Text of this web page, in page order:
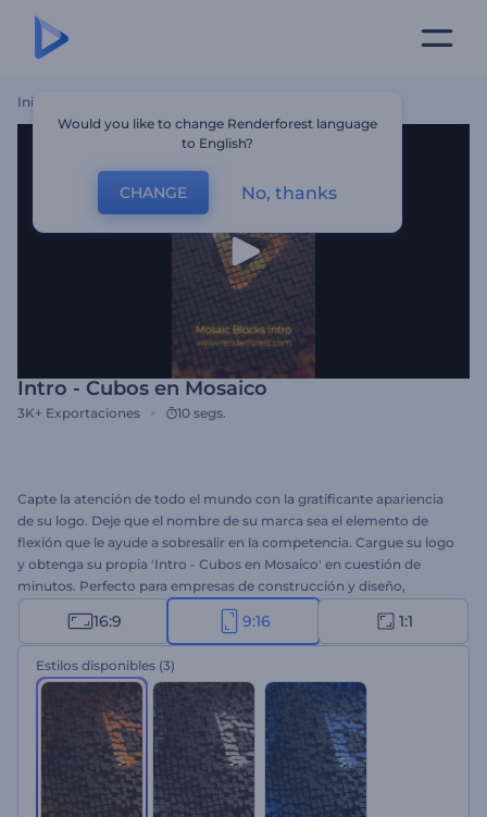
Inicio
Intro - Cubos en Mosaico
3K+ Exportaciones 10 segs.
Capte la atención de todo el mundo con la gratificante apariencia
de su logo. Deje que el nombre de su marca sea el elemento de
flexión que le ayude a sobresalir en la competencia. Cargue su logo
y obtenga su propia 'Intro - Cubos en Mosaico' en cuestión de
minutos. Perfecto para empresas de construcción y diseño,
presentaciones corporativas, anuncios de TV, ¡y mucho más!
Canalice su perfeccionismo y dirija el camino de su marca hacia el
éxito. ¡Pruébelo ahora!
16:9 9:16 1:1
Estilos disponibles (3)
Would you like to change Renderforest language
to English?
CHANGE No, thanks